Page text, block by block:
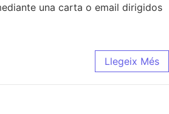
una carta o email dirigidos
Llegeix Més